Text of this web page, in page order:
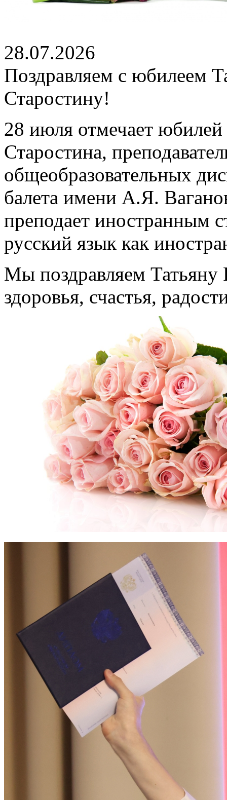
28.07.2026
Поздравляем с юбилеем
Старостину!
28 июля отмечает
Старостина,
общеобразовательных
балета имени А.Я.
преподает иностранным
русский язык как
Мы поздравляем
здоровья, счастья,